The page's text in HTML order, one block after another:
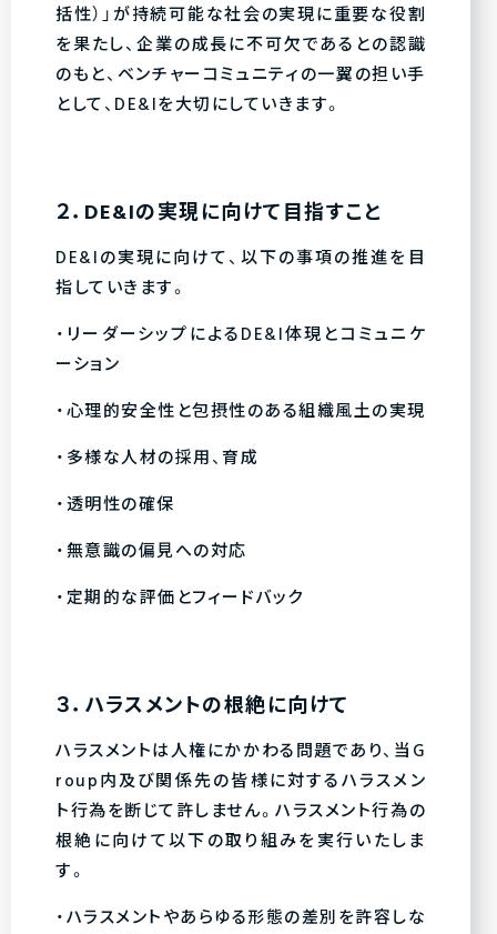
括性）」が持続可能な社会の実現に重要な役割
を果たし、企業の成長に不可欠であるとの認識
のもと、ベンチャーコミュニティの一翼の担い手
として、DE&Iを大切にしていきます。
２．DE&Iの実現に向けて目指すこと
DE&Iの実現に向けて、以下の事項の推進を目
指していきます。
・リーダーシップによるDE&I体現とコミュニケ
ーション
・心理的安全性と包摂性のある組織風土の実現
・多様な人材の採用、育成
・透明性の確保
・無意識の偏見への対応
・定期的な評価とフィードバック
３．ハラスメントの根絶に向けて
ハラスメントは人権にかかわる問題であり、当G
roup内及び関係先の皆様に対するハラスメン
ト行為を断じて許しません。ハラスメント行為の
根絶に向けて以下の取り組みを実行いたしま
す。
・ハラスメントやあらゆる形態の差別を許容しな